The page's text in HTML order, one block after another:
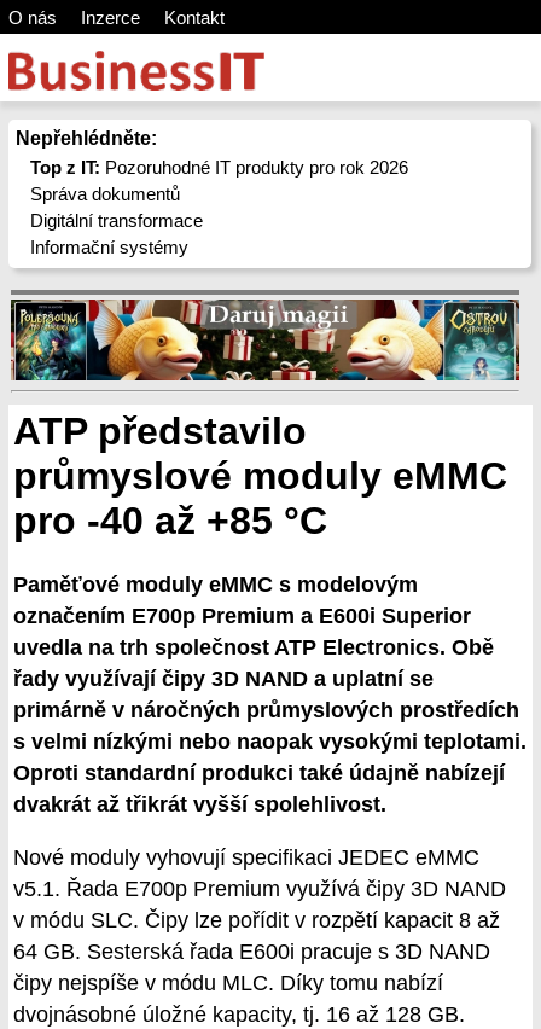
O nás Inzerce Kontakt
Nepřehlédněte:
Top z IT: Pozoruhodné IT produkty pro rok 2026
Správa dokumentů
Digitální transformace
Informační systémy
ATP představilo
průmyslové moduly eMMC
pro -40 až +85 °C
Paměťové moduly eMMC s modelovým
označením E700p Premium a E600i Superior
uvedla na trh společnost ATP Electronics. Obě
řady využívají čipy 3D NAND a uplatní se
primárně v náročných průmyslových prostředích
s velmi nízkými nebo naopak vysokými teplotami.
Oproti standardní produkci také údajně nabízejí
dvakrát až třikrát vyšší spolehlivost.
Nové moduly vyhovují specifikaci JEDEC eMMC
v5.1. Řada E700p Premium využívá čipy 3D NAND
v módu SLC. Čipy lze pořídit v rozpětí kapacit 8 až
64 GB. Sesterská řada E600i pracuje s 3D NAND
čipy nejspíše v módu MLC. Díky tomu nabízí
dvojnásobné úložné kapacity, tj. 16 až 128 GB.